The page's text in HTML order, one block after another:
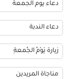
دعاء يوم الجمعة
دعاء الندبة
زيارة يَوْمُ الجُمعةِ
مناجاة المريدين